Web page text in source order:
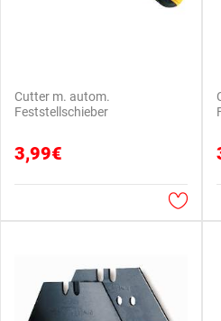
Cutter m. autom.
Feststellschieber
3,99€